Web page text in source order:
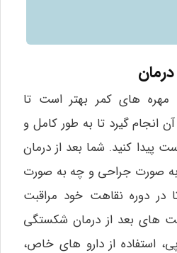
مهره‌ های کمر بهتر است تا
انجام گیرد تا به طور کامل و
پیدا کنید. شما بعد از درمان
صورت جراحی و چه به صورت
در دوره نقاهت خود مراقبت‌
های بعد از درمان شکستگی
استفاده از دارو های خاص،